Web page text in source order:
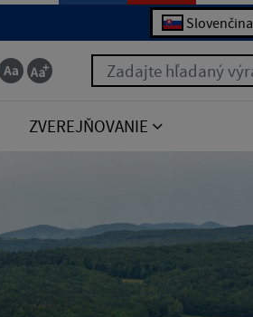
Slovenčina
Zadajte hľadaný výraz
ZVEREJŇOVANIE